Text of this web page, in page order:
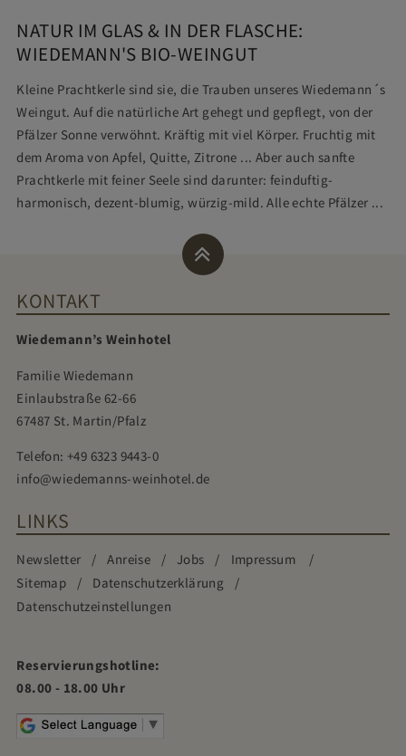
NATUR IM GLAS & IN DER FLASCHE:
WIEDEMANN'S BIO-WEINGUT
Kleine Prachtkerle sind sie, die Trauben unseres Wiedemann´s
Weingut. Auf die natürliche Art gehegt und gepflegt, von der
Pfälzer Sonne verwöhnt. Kräftig mit viel Körper. Fruchtig mit
dem Aroma von Apfel, Quitte, Zitrone ... Aber auch sanfte
Prachtkerle mit feiner Seele sind darunter: feinduftig-
harmonisch, dezent-blumig, würzig-mild. Alle echte Pfälzer ...
KONTAKT
Wiedemann’s Weinhotel
Familie Wiedemann
Einlaubstraße 62-66
67487 St. Martin/Pfalz
Telefon: +49 6323 9443-0
info@wiedemanns-weinhotel.de
LINKS
Newsletter Anreise Jobs
Impressum
Sitemap
Datenschutzerklärung
Datenschutzeinstellungen
Reservierungshotline:
08.00 - 18.00 Uhr